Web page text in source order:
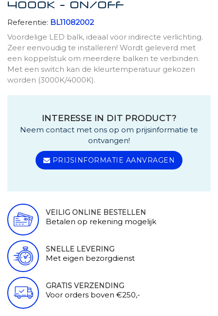
4000K - ON/OFF
Referentie: BL11082002
Voordelige LED balk, ideaal voor indirecte verlichting.
Zeer eenvoudig te installeren! Wordt geleverd met
een koppelstuk om meerdere balken te verbinden.
Met een switch kan de kleurtemperatuur gekozen
worden (3000K/4000K).
INTERESSE IN DIT PRODUCT?
Neem contact met ons op om prijsinformatie te
ontvangen!
PRIJSINFORMATIE AANVRAGEN
VEILIG ONLINE BESTELLEN
Betalen op rekening mogelijk
SNELLE LEVERING
Met eigen bezorgdienst
GRATIS VERZENDING
Voor orders boven €250,-